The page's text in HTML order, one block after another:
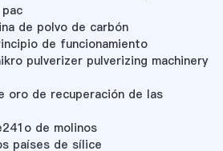
de polvo de carbón
de funcionamiento
pulverizer pulverizing machinery
oro de recuperación de las
de molinos
países de sílice